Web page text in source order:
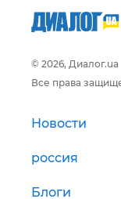
© 2026, Диалог.ua
Все права
Новости
россия
Блоги